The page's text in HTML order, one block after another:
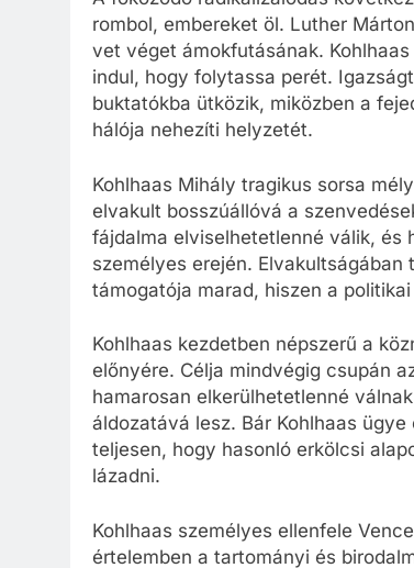
rombol, embereket öl. Luther
vet véget ámokfutásának.
indul, hogy folytassa perét.
buktatókba ütközik, miközben a
hálója nehezíti helyzetét.
Kohlhaas Mihály tragikus sorsa
elvakult bosszúállóvá a
fájdalma elviselhetetlenné válik, és
személyes erején.
támogatója marad, hiszen a
Kohlhaas kezdetben népszerű a
előnyére. Célja mindvégig csupán
hamarosan elkerülhetetlenné
áldozatává lesz. Bár Kohlhaas
teljesen, hogy hasonló erkölcsi
lázadni.
Kohlhaas személyes ellenfele
értelemben a tartományi és